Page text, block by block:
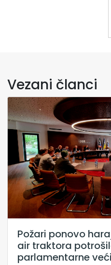
Vezani članci
Požari ponovo
air traktora
parlamentarne